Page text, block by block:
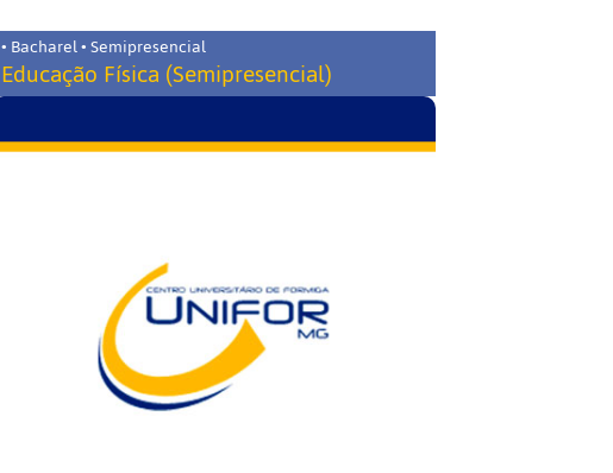
• Bacharel • Semipresencial
Educação Física (Semipresencial)